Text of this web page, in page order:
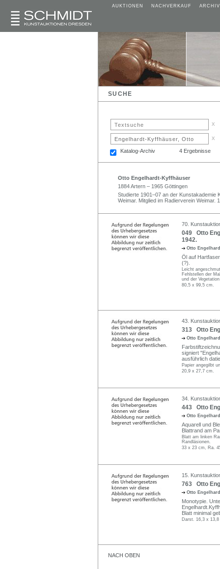
AUKTIONEN NACHVERKAUF ARCHIV
SUCHE
x
x
Katalog-Archiv 4 Ergebnisse
Otto Engelhardt-Kyffhäuser
1884 Artern – 1965 Göttingen
Studierte 1901–07 an der Kunstakademie
Weimar. Mitglied im Radierverein Weimar.
70.
049 Otto
1942.
Otto
Öl auf
(?).
Leicht
Fehlstellen der
und der
80,5 x 99,5 cm.
43.
313 Otto
Otto
signiert
ausführlich
Papier angegilbt
20,9 x 27,7 cm.
34.
443 Otto
Otto
Aquarell und
Blattrand am
Blatt am linken
Randläsionen.
33 x 23 cm, Ra.
15.
763 Otto
Otto
Monotypie.
Blatt minimal
Darst. 16,3 x
NACH OBEN